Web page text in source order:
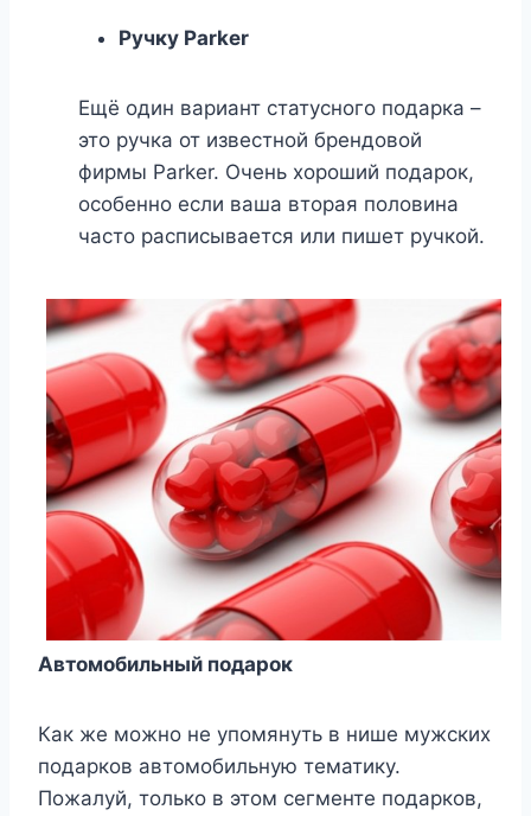
Ручку Parker
Ещё один вариант статусного подарка –
это ручка от известной брендовой
фирмы Parker. Очень хороший подарок,
особенно если ваша вторая половина
часто расписывается или пишет ручкой.
Автомобильный подарок
Как же можно не упомянуть в нише мужских
подарков автомобильную тематику.
Пожалуй, только в этом сегменте подарков,